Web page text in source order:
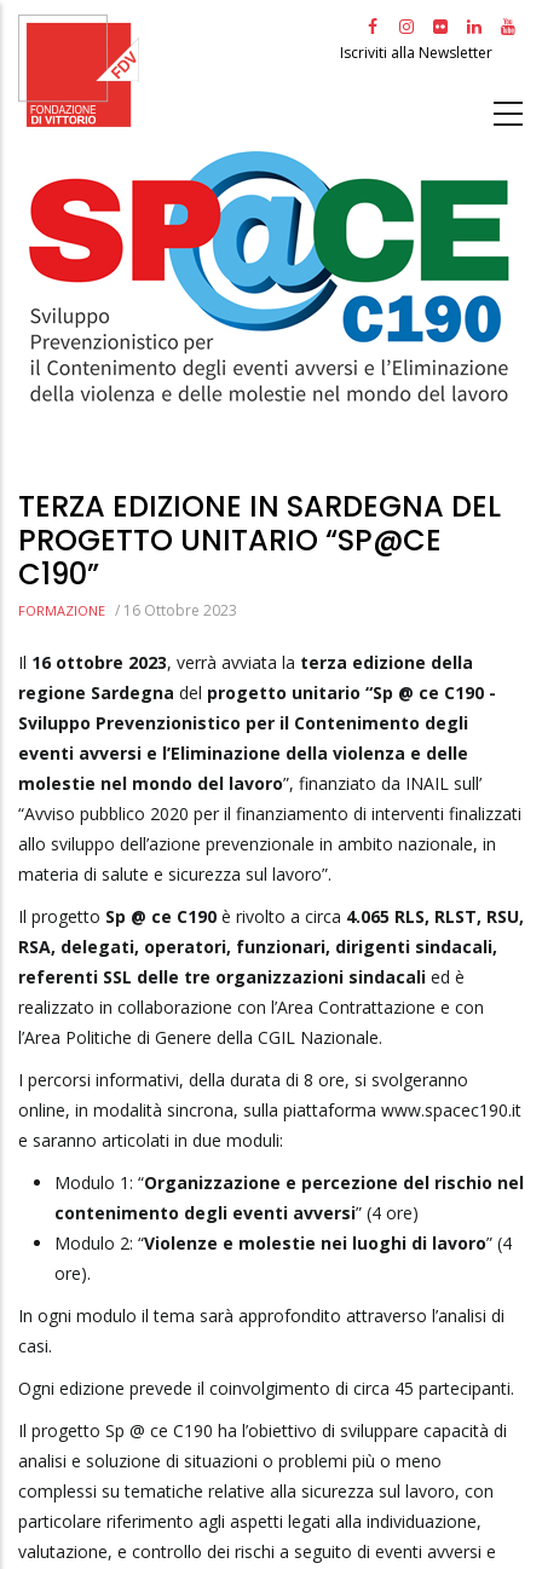
Salta
principale
Iscriviti alla Newsletter
TERZA EDIZIONE IN SARDEGNA DEL
PROGETTO UNITARIO “SP@CE
C190”
FORMAZIONE / 16 Ottobre 2023
Il 16 ottobre 2023, verrà avviata la terza edizione della
regione Sardegna del progetto unitario “Sp @ ce C190 -
Sviluppo Prevenzionistico per il Contenimento degli
eventi avversi e l’Eliminazione della violenza e delle
molestie nel mondo del lavoro”, finanziato da INAIL sull’
“Avviso pubblico 2020 per il finanziamento di interventi finalizzati
allo sviluppo dell’azione prevenzionale in ambito nazionale, in
materia di salute e sicurezza sul lavoro”.
Il progetto Sp @ ce C190 è rivolto a circa 4.065 RLS, RLST, RSU,
RSA, delegati, operatori, funzionari, dirigenti sindacali,
referenti SSL delle tre organizzazioni sindacali ed è
realizzato in collaborazione con l’Area Contrattazione e con
l’Area Politiche di Genere della CGIL Nazionale.
I percorsi informativi, della durata di 8 ore, si svolgeranno
online, in modalità sincrona, sulla piattaforma www.spacec190.it
e saranno articolati in due moduli:
Modulo 1: “Organizzazione e percezione del rischio nel
contenimento degli eventi avversi” (4 ore)
Modulo 2: “Violenze e molestie nei luoghi di lavoro” (4
ore).
In ogni modulo il tema sarà approfondito attraverso l’analisi di
casi.
Ogni edizione prevede il coinvolgimento di circa 45 partecipanti.
Il progetto Sp @ ce C190 ha l’obiettivo di sviluppare capacità di
analisi e soluzione di situazioni o problemi più o meno
complessi su tematiche relative alla sicurezza sul lavoro, con
particolare riferimento agli aspetti legati alla individuazione,
valutazione, e controllo dei rischi a seguito di eventi avversi e